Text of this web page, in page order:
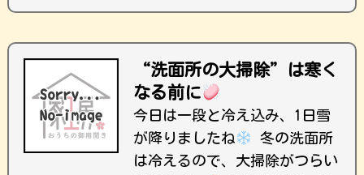
“洗面所の大掃除”は寒く
なる前に
今日は一段と冷え込み、1日雪
が降りましたね
冬の洗面所
は冷えるので、大掃除がつらい